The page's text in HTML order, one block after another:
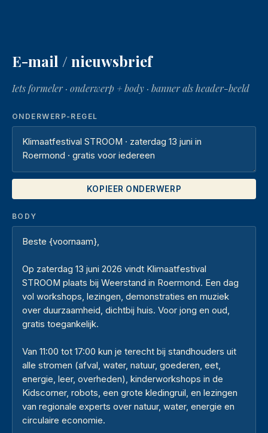
E-mail / nieuwsbrief
Iets formeler · onderwerp + body · banner als header-beeld
ONDERWERP-REGEL
KOPIEER ONDERWERP
BODY